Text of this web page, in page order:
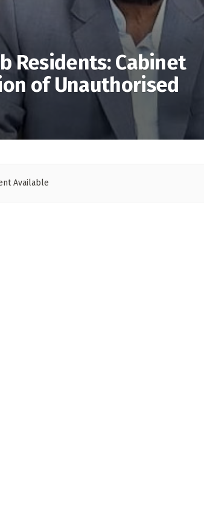
Residents: Cabinet
of Unauthorised
Available